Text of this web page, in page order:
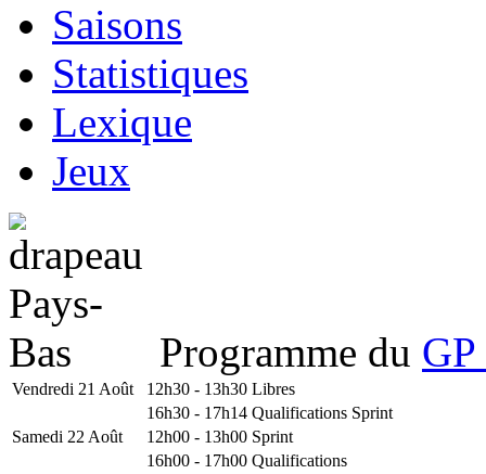
Saisons
Statistiques
Lexique
Jeux
Programme du
Vendredi 21 Août 12h30 - 13h30 Libres
16h30 - 17h14 Qualifications Sprint
Samedi 22 Août
12h00 - 13h00 Sprint
16h00 - 17h00 Qualifications